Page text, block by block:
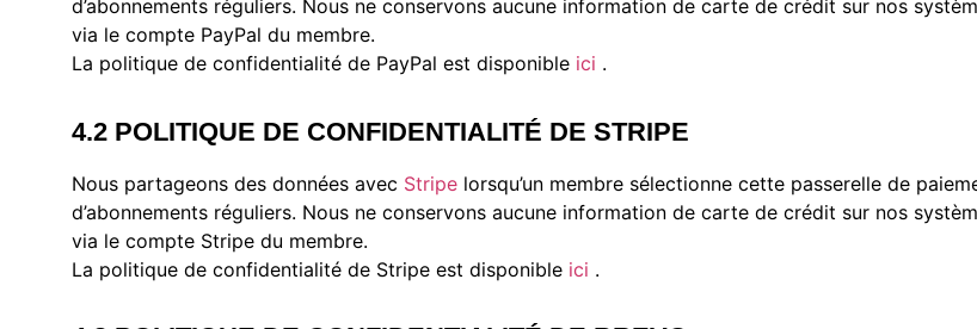
d’abonnements réguliers. Nous ne conservons aucune information de carte de crédit sur nos
via le compte PayPal du membre.
La politique de confidentialité de PayPal est disponible ici .
4.2 POLITIQUE DE CONFIDENTIALITÉ DE STRIPE
Nous partageons des données avec Stripe lorsqu’un membre sélectionne cette passerelle de
d’abonnements réguliers. Nous ne conservons aucune information de carte de crédit sur nos
via le compte Stripe du membre.
La politique de confidentialité de Stripe est disponible ici .